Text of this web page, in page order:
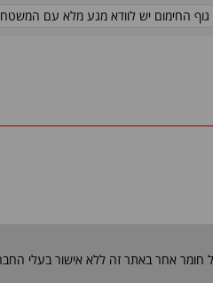
החימום יש לוודא מגע מלא עם